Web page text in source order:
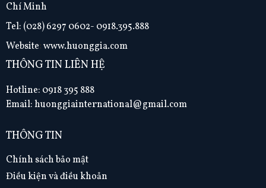
Chí Minh
Tel: (028) 6297 0602- 0918.395.888
Website:www.huonggia.com
THÔNG TIN LIÊN HỆ
Hotline: 0918 395 888
Email: huonggiainternational@gmail.com
THÔNG TIN
Chính sách bảo mật
Điều kiện và điều khoản